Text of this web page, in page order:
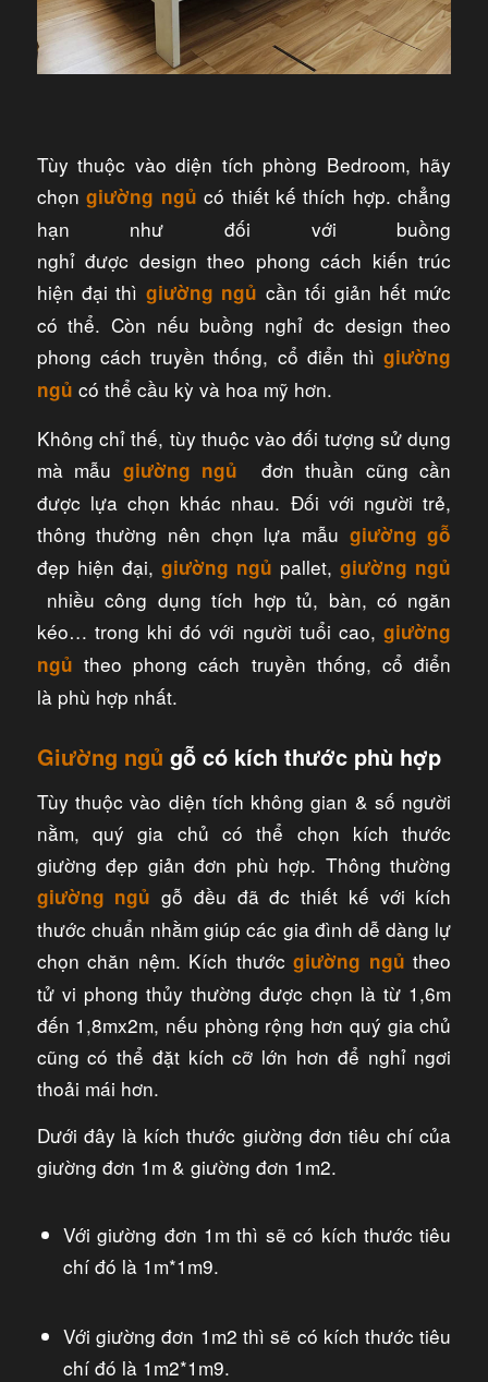
Tùy thuộc vào diện tích phòng Bedroom, hãy
chọngiường ngủcó thiết kế thích hợp. chẳng
hạn như đối với buồng
nghỉ được design theo phong cách kiến trúc
hiện đại thì giường ngủ cần tối giản hết mức
có thể. Còn nếu buồng nghỉ đc design theo
phong cách truyền thống, cổ điển thìgiường
ngủ có thể cầu kỳ và hoa mỹ hơn.
Không chỉ thế, tùy thuộc vào đối tượng sử dụng
mà mẫu giường ngủ
đơn thuần cũng cần
được lựa chọn khác nhau. Đối với người trẻ,
thông thường nên chọn lựa mẫu giường gỗ
đẹp hiện đại, giường ngủ pallet,giường ngủ
nhiều công dụng tích hợp tủ, bàn, có ngăn
kéo… trong khi đó với người tuổi cao,giường
ngủ theo phong cách truyền thống, cổ điển
là phù hợp nhất.
Giường ngủ gỗ có kích thước phù hợp
Tùy thuộc vào diện tích không gian & số người
nằm, quý gia chủ có thể chọn kích thước
giường đẹp giản đơn phù hợp. Thông thường
giường ngủgỗ đều đã đc thiết kế với kích
thước chuẩn nhằm giúp các gia đình dễ dàng lự
chọn chăn nệm. Kích thướcgiường ngủtheo
tử vi phong thủy thường được chọn là từ 1,6m
đến 1,8mx2m, nếu phòng rộng hơn quý gia chủ
cũng có thể đặt kích cỡ lớn hơn để nghỉ ngơi
thoải mái hơn.
Dưới đây là kích thước giường đơn tiêu chí của
giường đơn 1m & giường đơn 1m2.
Với giường đơn 1m thì sẽ có kích thước tiêu
chí đó là 1m*1m9.
Với giường đơn 1m2 thì sẽ có kích thước tiêu
chí đó là 1m2*1m9.